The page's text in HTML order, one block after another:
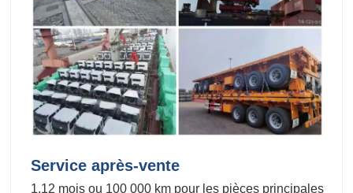
Service après-vente
1,12 mois ou 100 000 km pour les pièces principales